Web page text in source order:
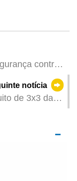
contra
a funcionar
notícia
de 3x3 da